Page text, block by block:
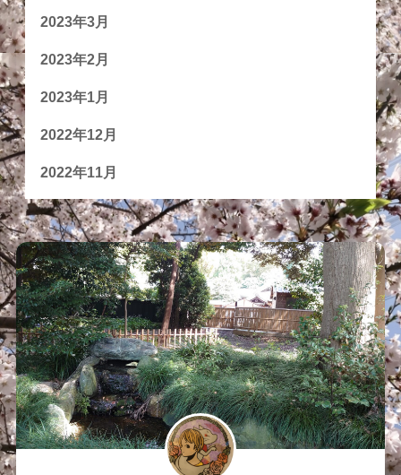
2023年3月
2023年2月
2023年1月
2022年12月
2022年11月